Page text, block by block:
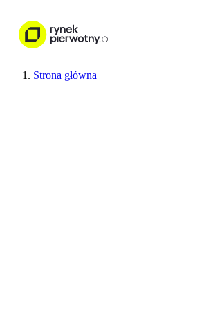
Nieruchomości
Strona główna